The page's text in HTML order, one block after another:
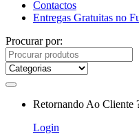
Contactos
Entregas Gratuitas no
Procurar por:
Retornando Ao Cliente
Login